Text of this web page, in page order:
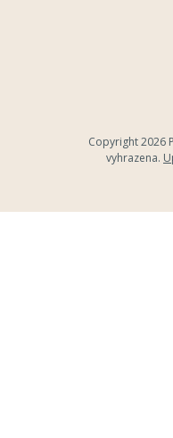
Copyright 2026
vyhrazena.